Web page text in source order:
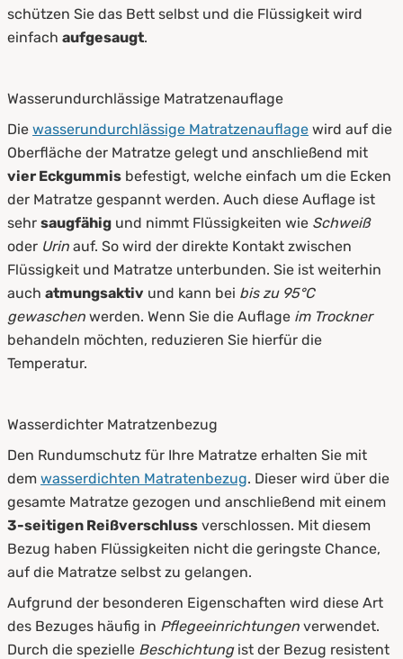
schützen Sie das Bett selbst und die Flüssigkeit wird
einfach aufgesaugt.
Wasserundurchlässige Matratzenauflage
Die wasserundurchlässige Matratzenauflage wird auf die
Oberfläche der Matratze gelegt und anschließend mit
vier Eckgummis befestigt, welche einfach um die Ecken
der Matratze gespannt werden. Auch diese Auflage ist
sehr saugfähig und nimmt Flüssigkeiten wie Schweiß
oder Urin auf. So wird der direkte Kontakt zwischen
Flüssigkeit und Matratze unterbunden. Sie ist weiterhin
auch atmungsaktiv und kann bei bis zu 95°C
gewaschen werden. Wenn Sie die Auflage im Trockner
behandeln möchten, reduzieren Sie hierfür die
Temperatur.
Wasserdichter Matratzenbezug
Den Rundumschutz für Ihre Matratze erhalten Sie mit
dem wasserdichten Matratenbezug. Dieser wird über die
gesamte Matratze gezogen und anschließend mit einem
3-seitigen Reißverschluss verschlossen. Mit diesem
Bezug haben Flüssigkeiten nicht die geringste Chance,
auf die Matratze selbst zu gelangen.
Aufgrund der besonderen Eigenschaften wird diese Art
des Bezuges häufig in Pflegeeinrichtungen verwendet.
Durch die spezielle Beschichtung ist der Bezug resistent